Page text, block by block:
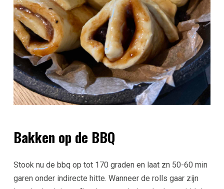
Bakken op de BBQ
Stook nu de bbq op tot 170 graden en laat zn 50-60 min
garen onder indirecte hitte. Wanneer de rolls gaar zijn